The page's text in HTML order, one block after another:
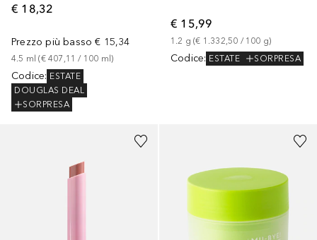
€ 18,32
Prezzo più basso € 15,34
4.5 ml (€ 407,11 / 100 ml)
Codice: ESTATE
DOUGLAS DEAL
SORPRESA
€ 15,99
1.2 g (€ 1.332,50 / 100 g)
Codice: ESTATE SORPRESA
+5